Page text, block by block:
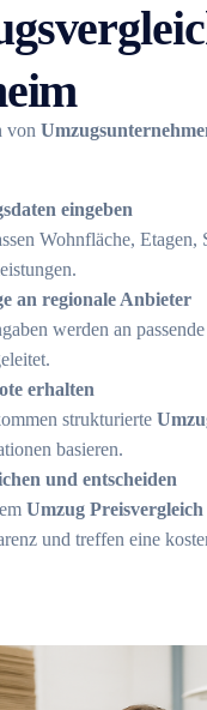
von
eingeben
Wohnfläche,
an regionale Anbieter
werden an passende
erhalten
strukturierte
basieren.
und entscheiden
Umzug Preisvergleich
und treffen eine